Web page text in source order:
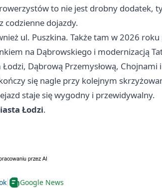
to nie jest drobny dodatek,
codzienne dojazdy.
ul. Puszkina. Także tam w 2026
na Dąbrowskiego i modernizacją
Łodzi, Dąbrową Przemysłową,
się nagle przy kolejnym
staje się wygodny i przewidywalny.
Łodzi.
Google News